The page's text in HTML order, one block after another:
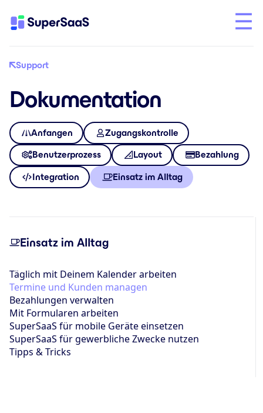
Support
Dokumentation
Anfangen Zugangskontrolle
Benutzerprozess Layout Bezahlung
Integration Einsatz im Alltag
Einsatz im Alltag
Täglich mit Deinem Kalender arbeiten
Termine und Kunden managen
Bezahlungen verwalten
Mit Formularen arbeiten
SuperSaaS für mobile Geräte einsetzen
SuperSaaS für gewerbliche Zwecke nutzen
Tipps & Tricks